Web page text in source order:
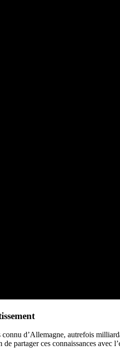
d’Allemagne, autrefois
partager ces connaissances avec